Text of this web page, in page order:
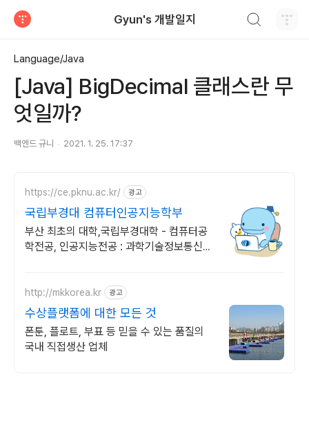
Gyun's 개발일지
Language/Java
[Java] BigDecimal 클래스란 무
엇일까?
백엔드 규니 2021. 1. 25. 17:37
https://ce.pknu.ac.kr/ 광고
국립부경대 컴퓨터인공지능학부
부산 최초의 대학,국립부경대학 - 컴퓨터공
학전공, 인공지능전공 : 과학기술정보통신부
http://mkkorea.kr 광고
수상플랫폼에 대한 모든 것
폰툰, 플로트, 부표 등 믿을 수 있는 품질의
국내 직접생산 업체